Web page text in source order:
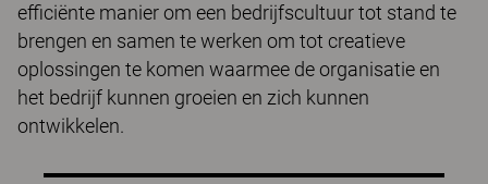
efficiënte manier om een bedrijfscultuur tot stand te
brengen en samen te werken om tot creatieve
oplossingen te komen waarmee de organisatie en
het bedrijf kunnen groeien en zich kunnen
ontwikkelen.